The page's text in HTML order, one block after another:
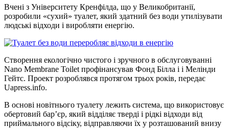
Вчені з Університету Кренфілда, що у Великобританії,
розробили «сухий» туалет, який здатний без води утилізувати
людські відходи і виробляти енергію.
Створення екологічно чистого і зручного в обслуговуванні
Nano Membrane Toilet профінансував Фонд Білла і і Мелінди
Гейтс. Проект розроблявся протягом трьох років, передає
Uapress.info.
В основі новітнього туалету лежить система, що використовує
обертовий бар’єр, який відділяє тверді і рідкі відходи від
приймального відсіку, відправляючи їх у розташований внизу